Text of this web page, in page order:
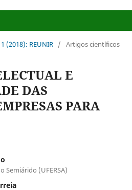
(2018): REUNIR / Artigos científicos
E
DAS
PARA
Semiárido (UFERSA)